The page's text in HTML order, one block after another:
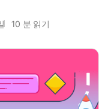
10 분 읽기